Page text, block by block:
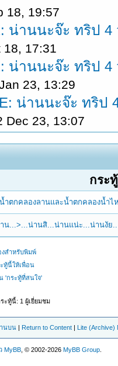
18, 19:57
น่านนะจ๊ะ ทริป
18, 17:31
น่านนะจ๊ะ ทริป
23, 13:29
น่านนะจ๊ะ ทริป
Dec 23, 13:07
กระ
ำตกคลองลานและน้ำตกคลองน้ำไ
น...>...น่านสิ...น่านแน่ะ...น่านงัย
สำหรับพิมพ์
ทู้นี้ให้เพื่อน
'กระทู้ที่สนใจ'
ะทู้นี้: 1 ผู้เยี่ยมชม
นบน | Return to Content | Lite (Archive)
MyBB , © 2002-2026MyBB Group